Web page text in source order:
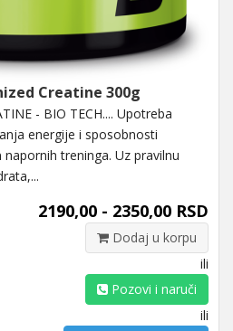
Creatine 300g
- BIO TECH.... Upotreba
energije i sposobnosti
treninga. Uz pravilnu
2190,00 - 2350,00 RSD
Dodaj u korpu
ili
Pozovi i naruči
ili